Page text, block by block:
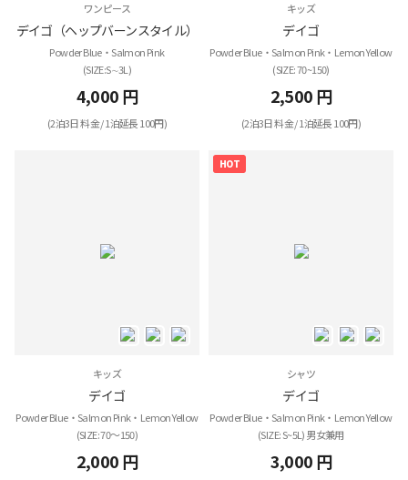
ワンピース
デイゴ（ヘップバーンスタイル）
Powder Blue・Salmon Pink
(SIZE:S∼3L)
4,000 円
(2泊3日 料金 / 1泊延長 100円)
キッズ
デイゴ
Powder Blue・Salmon Pink・Lemon Yellow
(SIZE: 70~150)
2,500 円
(2泊3日 料金 / 1泊延長 100円)
キッズ
デイゴ
Powder Blue・Salmon Pink・Lemon Yellow
(SIZE: 70～150)
2,000 円
HOT
シャツ
デイゴ
Powder Blue・Salmon Pink・Lemon Yellow
(SIZE: S~5L) 男女兼用
3,000 円